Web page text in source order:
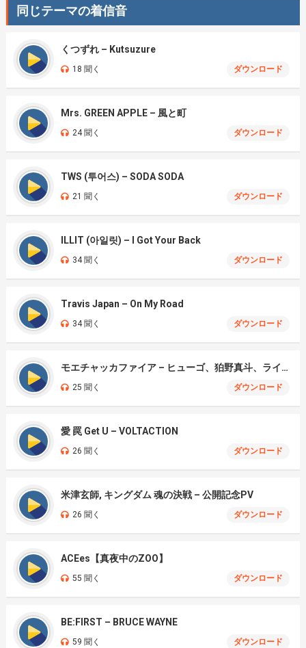
同じテーマの着信音
くつずれ – Kutsuzure
18 聞く ダウンロード
Mrs. GREEN APPLE – 風と町
24 聞く ダウンロード
TWS (투어스) – SODA SODA
21 聞く ダウンロード
ILLIT (아일릿) – I Got Your Back
34 聞く ダウンロード
Travis Japan – On My Road
34 聞く ダウンロード
モエチャッカファイア – ヒューゴ、狛野真斗、ライト、セヴェリアン (Cover )
25 聞く ダウンロード
愛 罠 Get U – VOLTACTION
26 聞く ダウンロード
米津玄師, キングダム 魂の決戦 – 公開記念PV
26 聞く ダウンロード
ACEes【真夜中のZOO】
55 聞く ダウンロード
BE:FIRST – BRUCE WAYNE
59 聞く ダウンロード